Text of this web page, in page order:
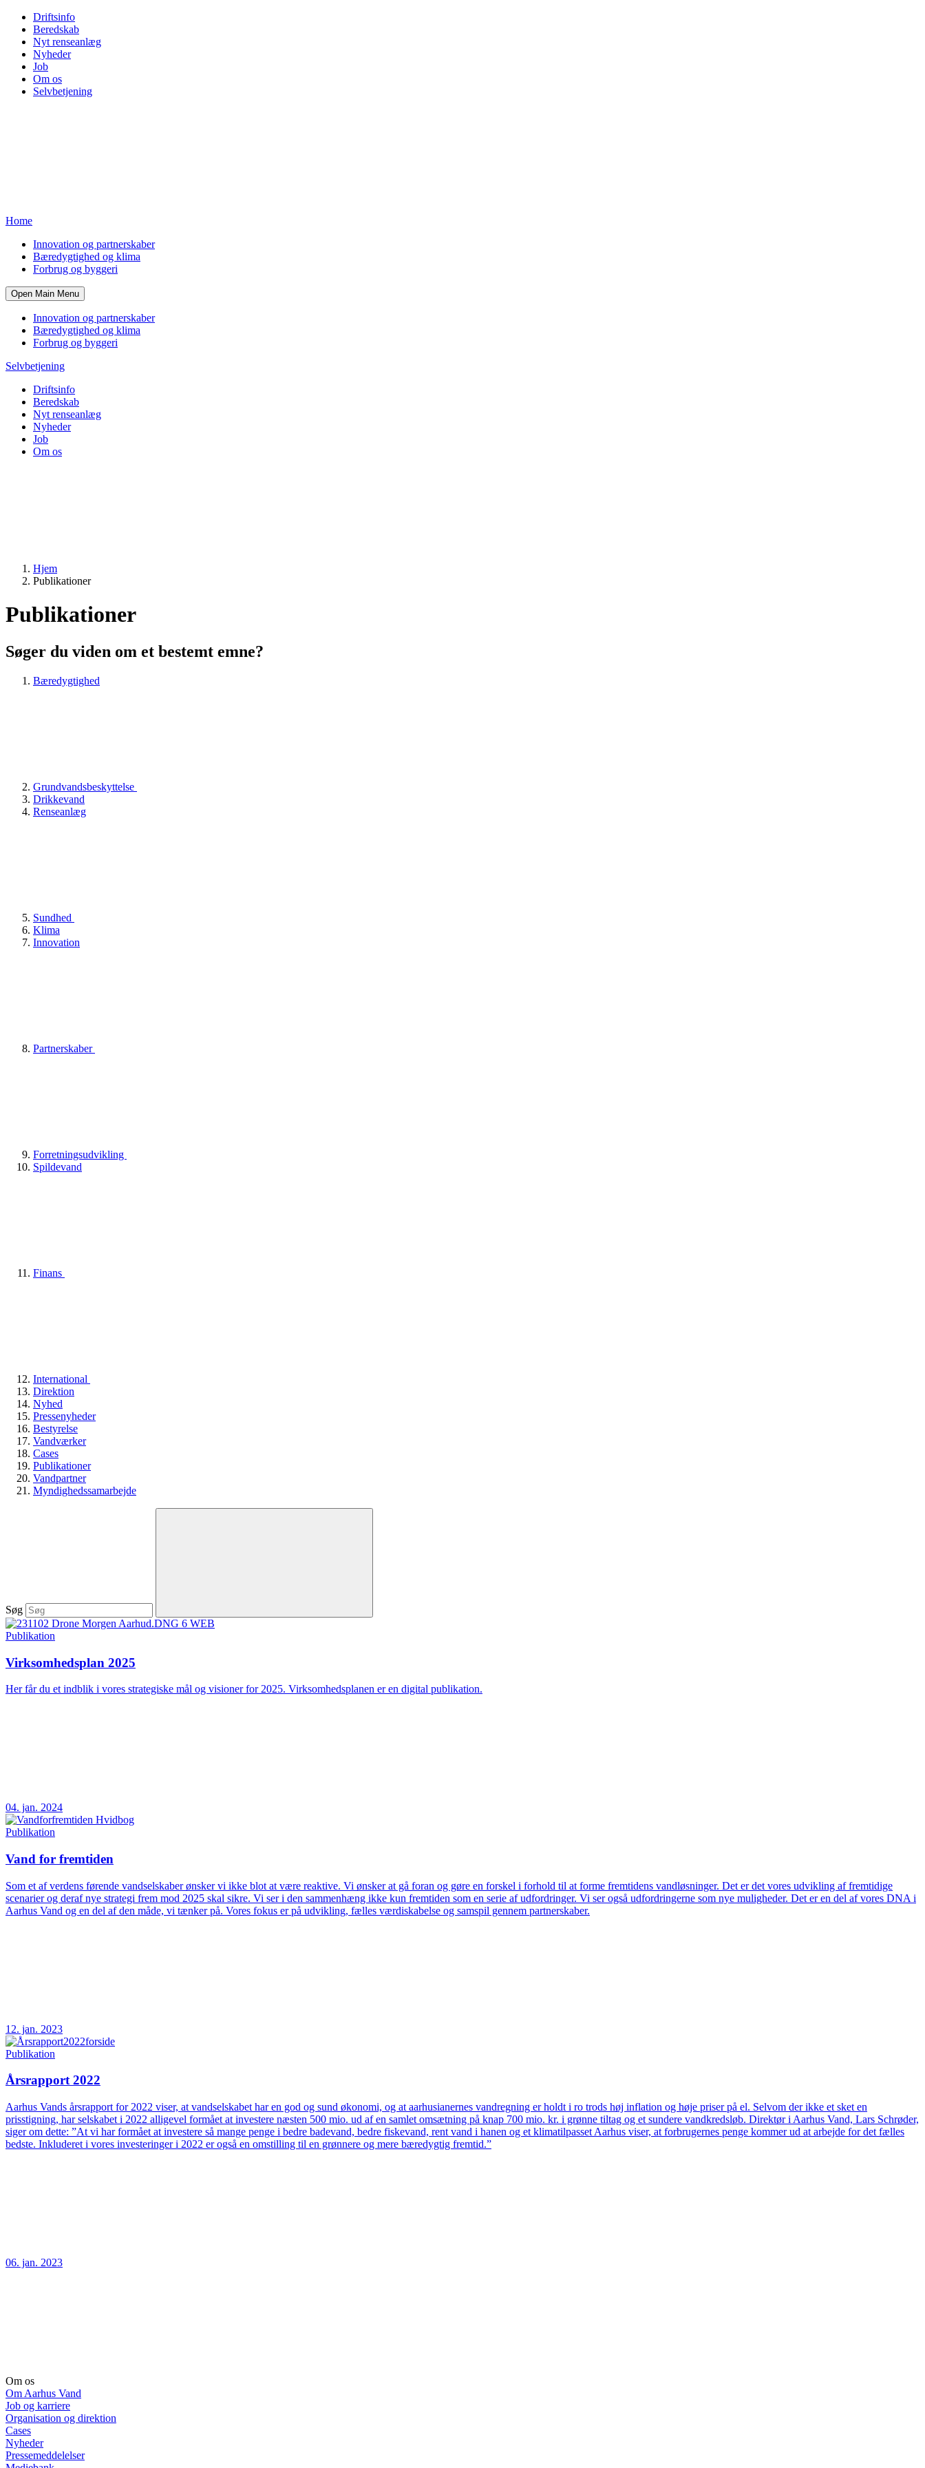
Driftsinfo
Beredskab
Nyt renseanlæg
Nyheder
Job
Om os
Selvbetjening
Home
Innovation og partnerskaber
Bæredygtighed og klima
Forbrug og byggeri
Open Main Menu
Innovation og partnerskaber
Bæredygtighed og klima
Forbrug og byggeri
Selvbetjening
Driftsinfo
Beredskab
Nyt renseanlæg
Nyheder
Job
Om os
Hjem
Publikationer
Publikationer
Søger du viden om et bestemt emne?
Bæredygtighed
Grundvandsbeskyttelse
Drikkevand
Renseanlæg
Sundhed
Klima
Innovation
Partnerskaber
Forretningsudvikling
Spildevand
Finans
International
Direktion
Nyhed
Pressenyheder
Bestyrelse
Vandværker
Cases
Publikationer
Vandpartner
Myndighedssamarbejde
Søg
Publikation
Virksomhedsplan 2025
Her får du et indblik i vores strategiske mål og visioner for 2025. Virksomhedsplanen er en digital publikation.
04. jan. 2024
Publikation
Vand for fremtiden
Som et af verdens førende vandselskaber ønsker vi ikke blot at være reaktive. Vi ønsker at gå foran og gøre en forskel i forhold til at forme fremtidens vandløsninger. Det er det vores udvikling af fremtidige
scenarier og deraf nye strategi frem mod 2025 skal sikre. Vi ser i den sammenhæng ikke kun fremtiden som en serie af udfordringer. Vi ser også udfordringerne som nye muligheder. Det er en del af vores DNA i
Aarhus Vand og en del af den måde, vi tænker på. Vores fokus er på udvikling, fælles værdiskabelse og samspil gennem partnerskaber.
12. jan. 2023
Publikation
Årsrapport 2022
Aarhus Vands årsrapport for 2022 viser, at vandselskabet har en god og sund økonomi, og at aarhusianernes vandregning er holdt i ro trods høj inflation og høje priser på el. Selvom der ikke et sket en
prisstigning, har selskabet i 2022 alligevel formået at investere næsten 500 mio. ud af en samlet omsætning på knap 700 mio. kr. i grønne tiltag og et sundere vandkredsløb. Direktør i Aarhus Vand, Lars Schrøder,
siger om dette: ”At vi har formået at investere så mange penge i bedre badevand, bedre fiskevand, rent vand i hanen og et klimatilpasset Aarhus viser, at forbrugernes penge kommer ud at arbejde for det fælles
bedste. Inkluderet i vores investeringer i 2022 er også en omstilling til en grønnere og mere bæredygtig fremtid.”
06. jan. 2023
Om os
Om Aarhus Vand
Job og karriere
Organisation og direktion
Cases
Nyheder
Pressemeddelelser